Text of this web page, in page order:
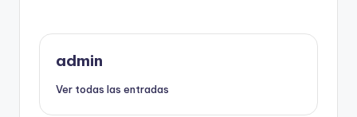
admin
Ver todas las entradas